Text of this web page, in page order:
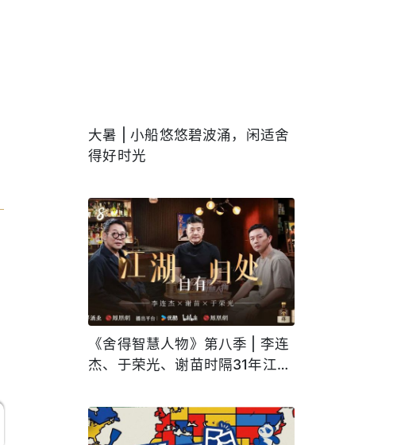
大暑 | 小船悠悠碧波涌，闲适舍
得好时光
《舍得智慧人物》第八季 | 李连
杰、于荣光、谢苗时隔31年江湖
待